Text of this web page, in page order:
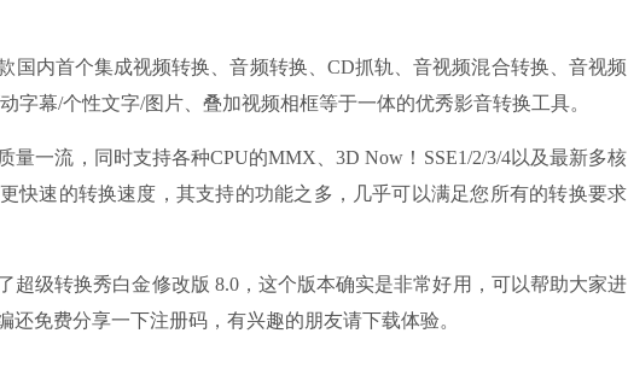
内首个集成视频转换、音频转换、CD抓轨、音视频混合转换、音视频
字幕/个性文字/图片、叠加视频相框等于一体的优秀影音转换工具。
一流，同时支持各种CPU的MMX、3D Now！SSE1/2/3/4以及最新多核
快速的转换速度，其支持的功能之多，几乎可以满足您所有的转换要求
级转换秀白金修改版 8.0，这个版本确实是非常好用，可以帮助大家进
免费分享一下注册码，有兴趣的朋友请下载体验。